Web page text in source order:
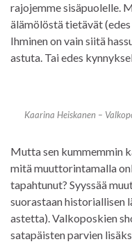
rajojemme sisäpuolelle.
älämölöstä tietävät
Ihminen on vain siitä
astuta. Tai edes
Kaarina Heiskanen –
Mutta sen kummemmin
mitä muuttorintamalla
tapahtunut? Syyssää
suorastaan historiallisen
astetta). Valkoposkien
satapäisten parvien